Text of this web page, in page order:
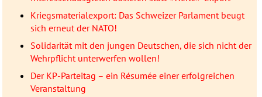
Kriegsmaterialexport: Das Schweizer Parlament beugt
sich erneut der NATO!
Solidarität mit den jungen Deutschen, die sich nicht der
Wehrpflicht unterwerfen wollen!
Der KP-Parteitag – ein Résumée einer erfolgreichen
Veranstaltung